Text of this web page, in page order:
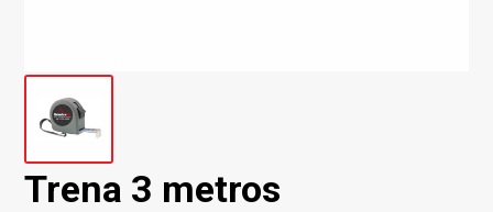
Trena 3 metros